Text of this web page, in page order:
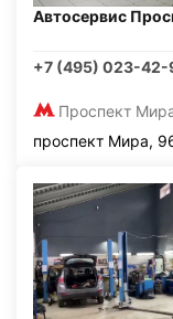
Автосервис
+7 (495) 023-42-
Проспект
проспект Мира,